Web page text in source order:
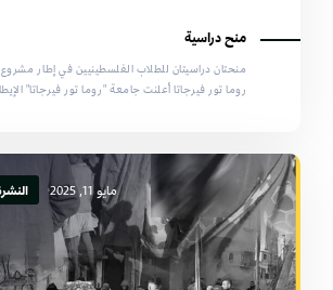
منح دراسية
روما تور فيرجاتا أعلنت جامعة "روما تور فيرجاتا"
مايو 11, 2025